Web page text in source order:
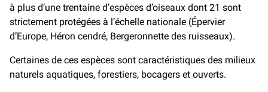
à plus d’une trentaine d’espèces d’oiseaux dont 21 sont
strictement protégées à l’échelle nationale (Épervier
d’Europe, Héron cendré, Bergeronnette des ruisseaux).
Certaines de ces espèces sont caractéristiques des milieux
naturels aquatiques, forestiers, bocagers et ouverts.